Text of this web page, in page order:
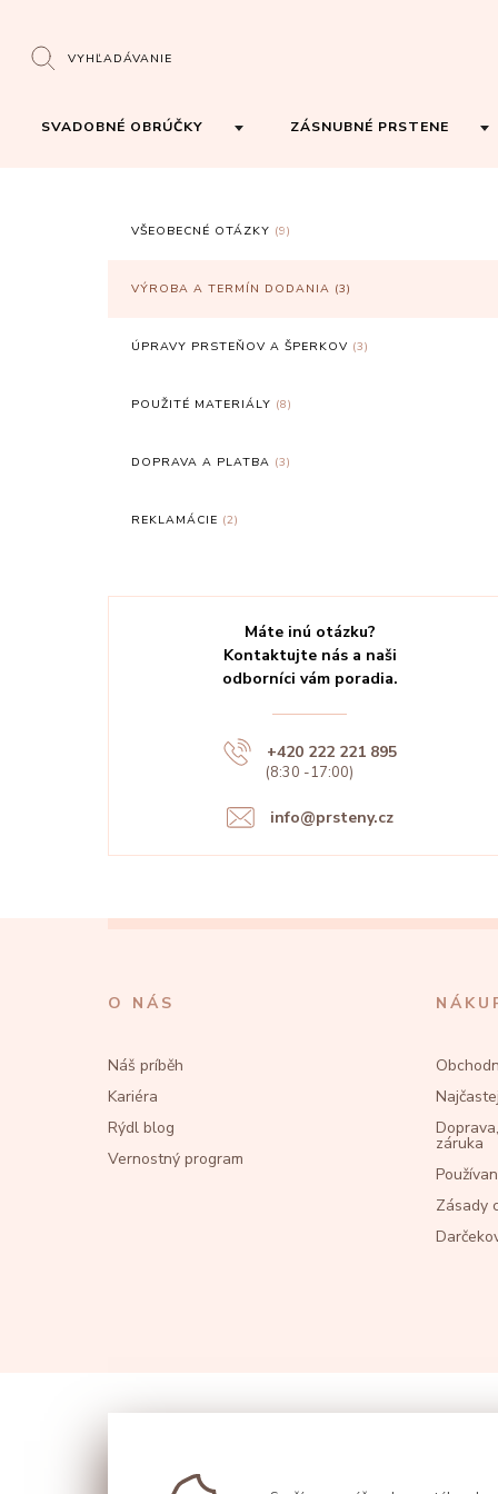
VYHĽADÁVANIE
SVADOBNÉ OBRÚČKY ZÁSNUBNÉ PRSTENE
VŠEOBECNÉ OTÁZKY (9)
VÝROBA A TERMÍN DODANIA (3)
ÚPRAVY PRSTEŇOV A ŠPERKOV (3)
POUŽITÉ MATERIÁLY (8)
DOPRAVA A PLATBA (3)
REKLAMÁCIE (2)
Máte inú otázku?
Kontaktujte nás a naši
odborníci vám poradia.
+420 222 221 895
(8:30 -17:00)
info@prsteny.cz
O NÁS
Náš príběh
Kariéra
Rýdl blog
Vernostný program
záruka
Zásady